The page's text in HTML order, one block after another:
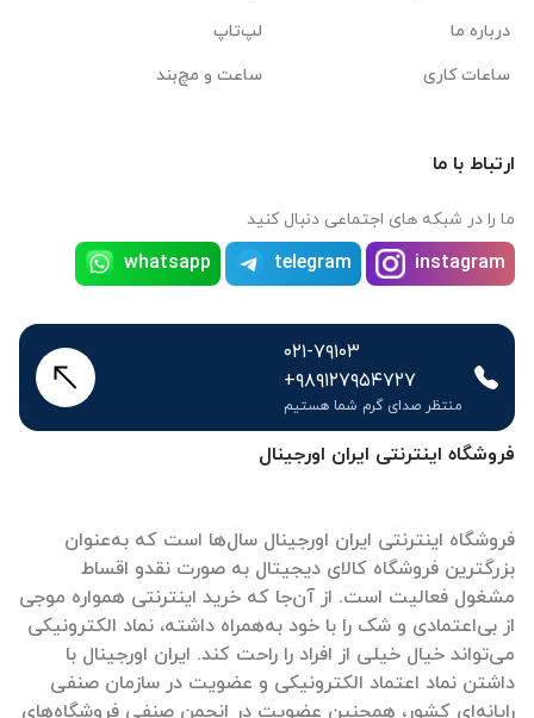
فروشگاه اینترنتی ایران اورجینال
فروشگاه اینترنتی ایران اورجینال سال‌ها است که به‌عنوان
بزرگترین فروشگاه کالای دیجیتال به صورت نقدو اقساط
مشغول فعالیت است. از آن‌جا که خرید اینترنتی همواره موجی
از بی‌اعتمادی و شک را با خود به‌همراه داشته، نماد الکترونیکی
می‌تواند خیال خیلی از افراد را راحت کند. ایران اورجینال با
داشتن نماد اعتماد الکترونیکی و عضویت در سازمان صنفی
رایانه‌ای کشور، همچنین عضویت در انجمن صنفی فروشگاه‌های
درباره ما
ساعات کاری
لپ‌تاپ
ساعت و مچ‌بند
ارتباط با ما
ما را در شبکه های اجتماعی دنبال کنید
instagram
telegram
whatsapp
۰۲۱-۷۹۱۰۳
+۹۸۹۱۲۷۹۵۴۷۲۷
منتظر صدای گرم شما هستیم